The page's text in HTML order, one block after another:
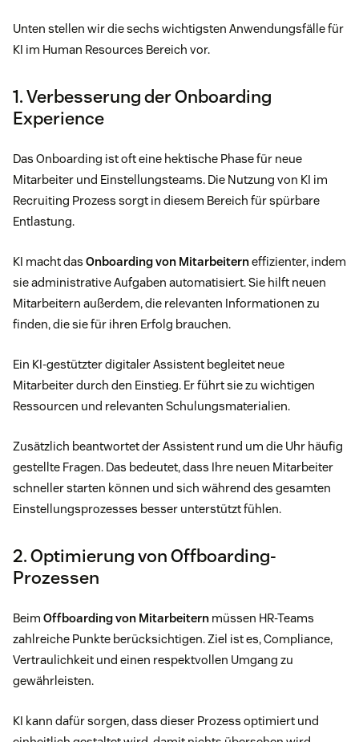
Unten stellen wir die sechs wichtigsten Anwendungsfälle für
KI im Human Resources Bereich vor.
1. Verbesserung der Onboarding
Experience
Das Onboarding ist oft eine hektische Phase für neue
Mitarbeiter und Einstellungsteams. Die Nutzung von KI im
Recruiting Prozess sorgt in diesem Bereich für spürbare
Entlastung.
KI macht das Onboarding von Mitarbeiterneffizienter, indem
sie administrative Aufgaben automatisiert. Sie hilft neuen
Mitarbeitern außerdem, die relevanten Informationen zu
finden, die sie für ihren Erfolg brauchen.
Ein KI-gestützter digitaler Assistent begleitet neue
Mitarbeiter durch den Einstieg. Er führt sie zu wichtigen
Ressourcen und relevanten Schulungsmaterialien.
Zusätzlich beantwortet der Assistent rund um die Uhr häufig
gestellte Fragen. Das bedeutet, dass Ihre neuen Mitarbeiter
schneller starten können und sich während des gesamten
Einstellungsprozesses besser unterstützt fühlen.
2. Optimierung von Offboarding-
Prozessen
Beim Offboarding von Mitarbeitern müssen HR-Teams
zahlreiche Punkte berücksichtigen. Ziel ist es, Compliance,
Vertraulichkeit und einen respektvollen Umgang zu
gewährleisten.
KI kann dafür sorgen, dass dieser Prozess optimiert und